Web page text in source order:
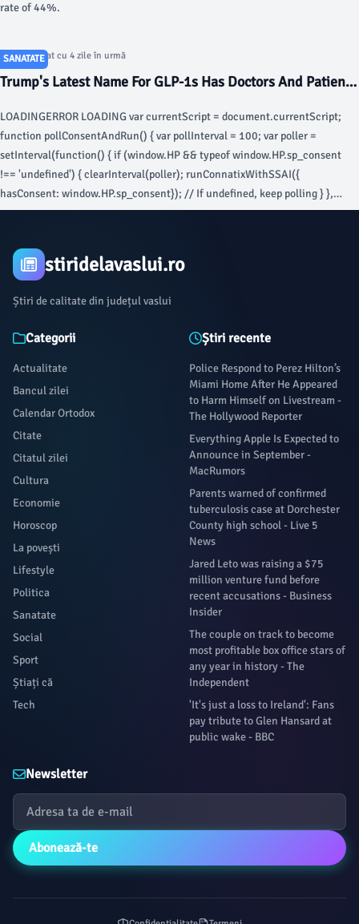
rate of 44%.
SANATATE
Articol postat cu 4 zile în urmă
Trump's Latest Name For GLP-1s Has Doctors And Patients
LOADINGERROR LOADING var currentScript = document.currentScript;
function pollConsentAndRun() { var pollInterval = 100; var poller =
setInterval(function() { if (window.HP && typeof window.HP.sp_consent
!== 'undefined') { clearInterval(poller); runConnatixWithSSAI({
hasConsent: window.HP.sp_consent}); // If undefined, keep polling } },
pollInterval); } function runConnatixWithSSAI({ hasConsent }) { var
window.disableAdsWebview : null; var disableAds = (disableAdsWebview ??
stiridelavaslui.ro
Știri de calitate din județul vaslui
Categorii
Actualitate
Bancul zilei
Calendar Ortodox
Citate
Citatul zilei
Cultura
Economie
Horoscop
La povești
Lifestyle
Politica
Sanatate
Social
Sport
Știați că
Tech
Știri recente
Police Respond to Perez Hilton’s
Miami Home After He Appeared
to Harm Himself on Livestream -
The Hollywood Reporter
Everything Apple Is Expected to
Announce in September -
MacRumors
Parents warned of confirmed
tuberculosis case at Dorchester
County high school - Live 5
News
Jared Leto was raising a $75
million venture fund before
recent accusations - Business
Insider
The couple on track to become
most profitable box office stars of
any year in history - The
Independent
'It's just a loss to Ireland': Fans
pay tribute to Glen Hansard at
public wake - BBC
Newsletter
Abonează-te